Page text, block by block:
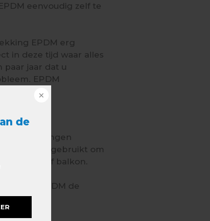
de
eenvoudig zelf te
EPDM erg
in deze tijd waar alles
jaar dat u
EPDM
meer dingen
wordt veel gebruikt om
of balkon.
biedt EPDM de
of in